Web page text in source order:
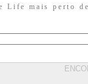
Life mais perto